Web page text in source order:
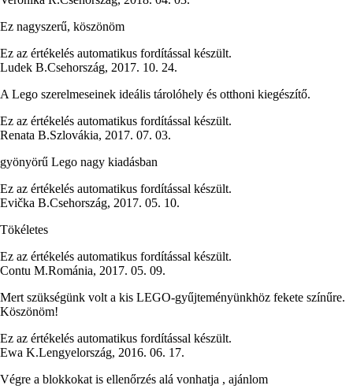
Ez nagyszerű, köszönöm
Ez az értékelés automatikus fordítással készült.
Ludek B.Csehország, 2017. 10. 24.
A Lego szerelmeseinek ideális tárolóhely és otthoni kiegészítő.
Ez az értékelés automatikus fordítással készült.
Renata B.Szlovákia, 2017. 07. 03.
gyönyörű Lego nagy kiadásban
Ez az értékelés automatikus fordítással készült.
Evička B.Csehország, 2017. 05. 10.
Tökéletes
Ez az értékelés automatikus fordítással készült.
Contu M.Románia, 2017. 05. 09.
Mert szükségünk volt a kis LEGO-gyűjteményünkhöz fekete színűre.
Köszönöm!
Ez az értékelés automatikus fordítással készült.
Ewa K.Lengyelország, 2016. 06. 17.
Végre a blokkokat is ellenőrzés alá vonhatja , ajánlom